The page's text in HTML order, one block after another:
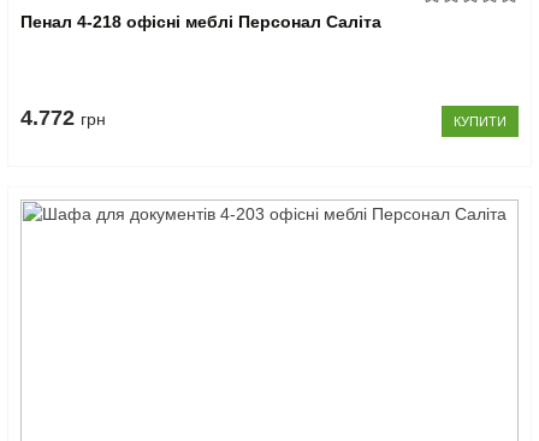
Пенал 4-218 офісні меблі Персонал Саліта
4.772 грн КУПИТИ